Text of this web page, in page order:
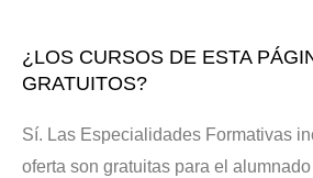
¿LOS CURSOS DE ESTA
GRATUITOS?
Sí. Las Especialidades Formativas
oferta son gratuitas para el